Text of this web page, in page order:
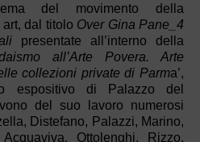
del movimento della
dal titolo Over Gina Pane_4
presentate all’interno della
all’Arte Povera. Arte
collezioni private di Parma’,
espositivo di Palazzo del
del suo lavoro numerosi
Distefano, Palazzi, Marino,
Ottolenghi, Rizzo,